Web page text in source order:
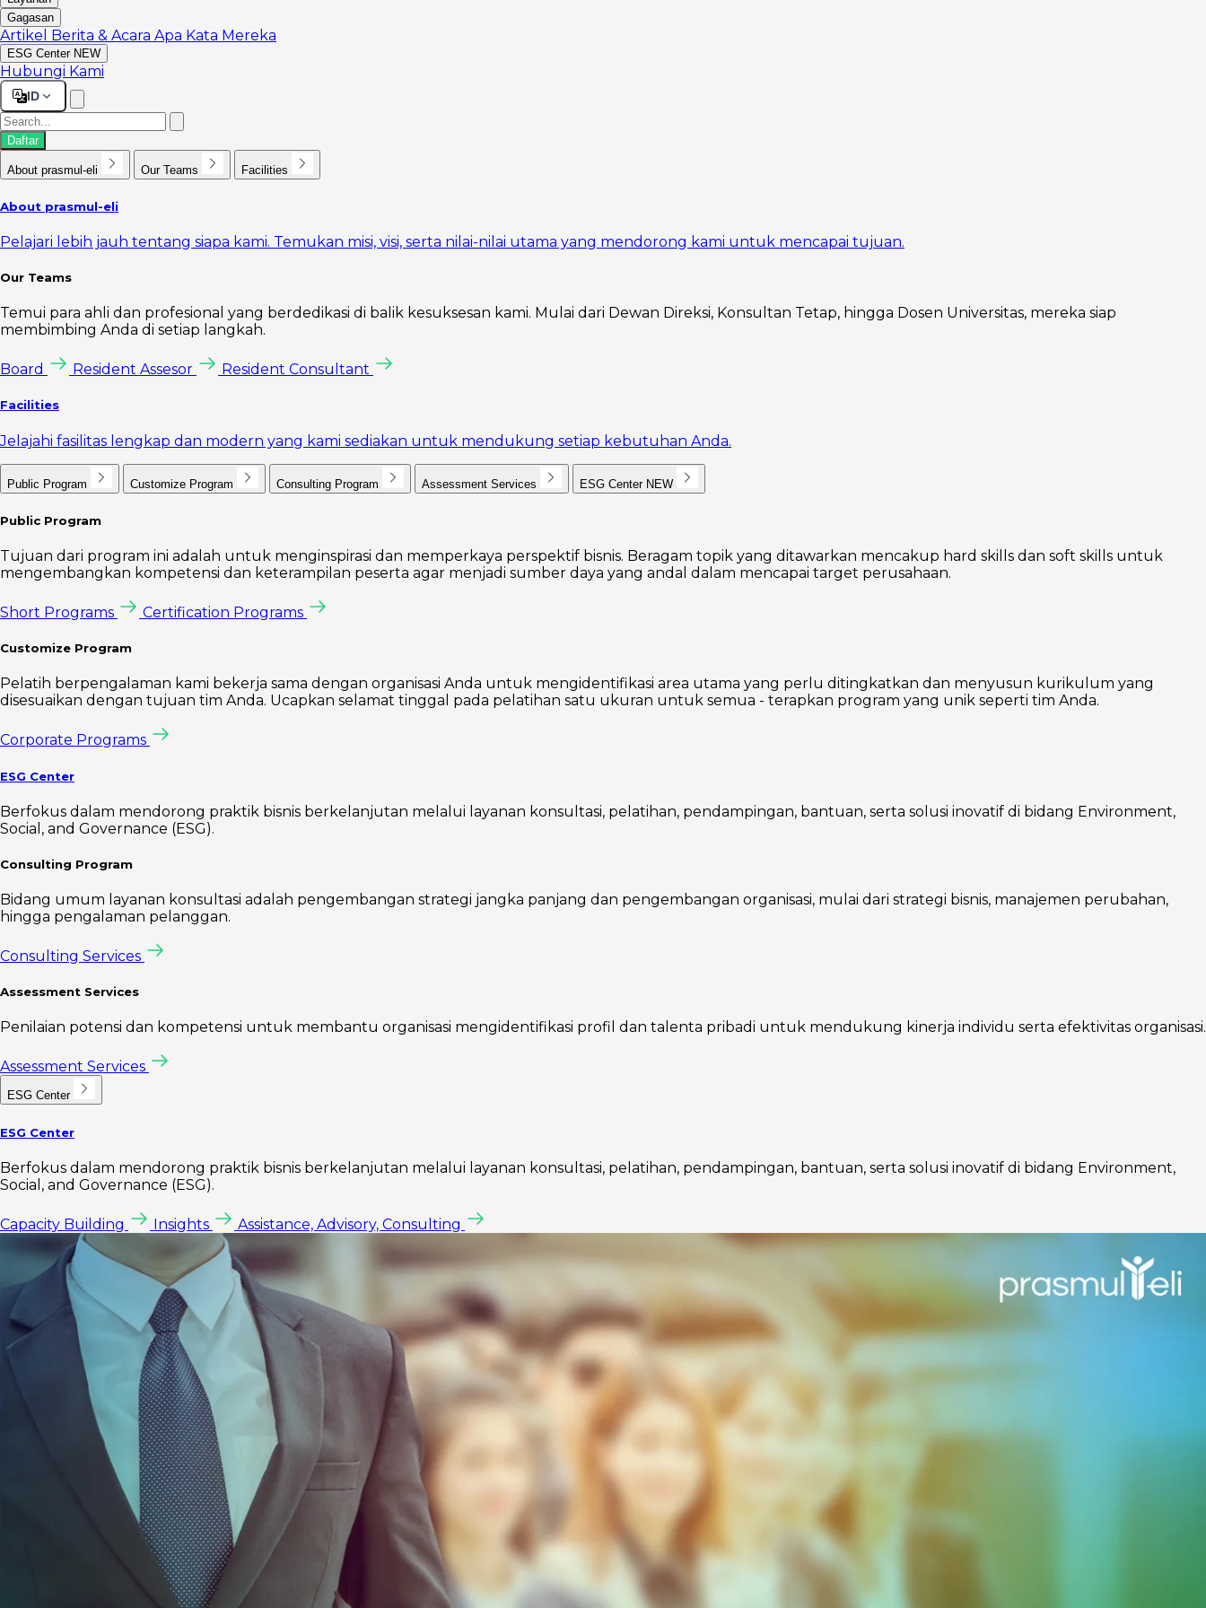
Gagasan
Artikel Berita & Acara Apa Kata Mereka
ESG Center NEW
Hubungi Kami
ID
Daftar
About prasmul-eli Our Teams Facilities
About prasmul-eli
Pelajari lebih jauh tentang siapa kami. Temukan misi, visi, serta nilai-nilai utama yang mendorong kami untuk mencapai tujuan.
Our Teams
Temui para ahli dan profesional yang berdedikasi di balik kesuksesan kami. Mulai dari Dewan Direksi, Konsultan Tetap, hingga Dosen Universitas, mereka siap
membimbing Anda di setiap langkah.
Board Resident Assesor Resident Consultant
Facilities
Jelajahi fasilitas lengkap dan modern yang kami sediakan untuk mendukung setiap kebutuhan Anda.
Public Program Customize Program Consulting Program Assessment Services ESG Center NEW
Public Program
Tujuan dari program ini adalah untuk menginspirasi dan memperkaya perspektif bisnis. Beragam topik yang ditawarkan mencakup hard skills dan soft skills untuk
mengembangkan kompetensi dan keterampilan peserta agar menjadi sumber daya yang andal dalam mencapai target perusahaan.
Short Programs Certification Programs
Customize Program
Pelatih berpengalaman kami bekerja sama dengan organisasi Anda untuk mengidentifikasi area utama yang perlu ditingkatkan dan menyusun kurikulum yang
disesuaikan dengan tujuan tim Anda. Ucapkan selamat tinggal pada pelatihan satu ukuran untuk semua - terapkan program yang unik seperti tim Anda.
Corporate Programs
ESG Center
Berfokus dalam mendorong praktik bisnis berkelanjutan melalui layanan konsultasi, pelatihan, pendampingan, bantuan, serta solusi inovatif di bidang Environment,
Social, and Governance (ESG).
Consulting Program
Bidang umum layanan konsultasi adalah pengembangan strategi jangka panjang dan pengembangan organisasi, mulai dari strategi bisnis, manajemen perubahan,
hingga pengalaman pelanggan.
Consulting Services
Assessment Services
Penilaian potensi dan kompetensi untuk membantu organisasi mengidentifikasi profil dan talenta pribadi untuk mendukung kinerja individu serta efektivitas organisasi.
Assessment Services
ESG Center
ESG Center
Berfokus dalam mendorong praktik bisnis berkelanjutan melalui layanan konsultasi, pelatihan, pendampingan, bantuan, serta solusi inovatif di bidang Environment,
Social, and Governance (ESG).
Capacity Building Insights Assistance, Advisory, Consulting